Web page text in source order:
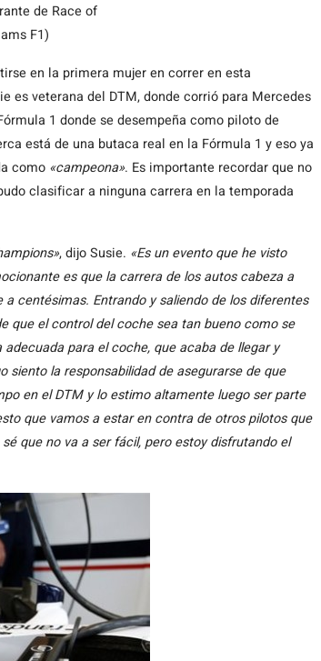
de Race of
F1)
en la primera mujer en correr en esta
es veterana del DTM, donde corrió para Mercedes
1 donde se desempeña como piloto de
está de una butaca real en la Fórmula 1 y eso ya
como «campeona». Es importante recordar que no
clasificar a ninguna carrera en la temporada
, dijo Susie. «Es un evento que he visto
es que la carrera de los autos cabeza a
centésimas. Entrando y saliendo de los diferentes
que el control del coche sea tan bueno como se
para el coche, que acaba de llegar y
siento la responsabilidad de asegurarse de que
en el DTM y lo estimo altamente luego ser parte
que vamos a estar en contra de otros pilotos que
que no va a ser fácil, pero estoy disfrutando el